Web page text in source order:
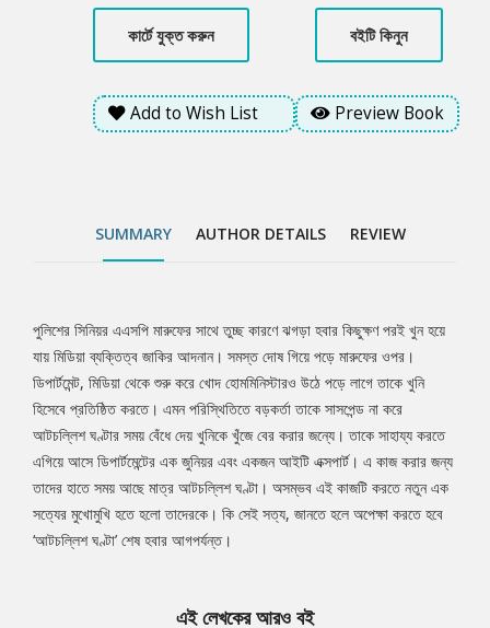
তাকে সাসপেন্ড না করে আটচল্লিশ ঘণ্টার সময় বেঁধে দেয় খুনিকে খুঁজে বের
করার জন্যে। তাকে সাহায্য করতে এগিয়ে আসে ডিপার্টমেন্টের এক জুনিয়র এবং
একজন আইটি এক্সপার্ট। এ কাজ করার জন্য তাদের হাতে সময় আছে মাত্র
আটচল্লিশ ঘণ্টা। অসম্ভব এই কাজটি করতে নতুন এক সত্যের মুখোমুখি হতে
হলো তাদেরকে। কি সেই সত্য, জানতে হলে অপেক্ষা করতে হবে ‘আটচল্লিশ
কার্টে যুক্ত করুন বইটি কিনুন
Add to Wish List Preview Book
SUMMARY AUTHOR DETAILS REVIEW
Tab
Article
পুলিশের সিনিয়র এএসপি মারুফের সাথে তুচ্ছ কারণে ঝগড়া হবার কিছুক্ষণ পরই খুন হয়ে
যায় মিডিয়া ব্যক্তিত্ব জাকির আদনান। সমস্ত দোষ গিয়ে পড়ে মারুফের ওপর।
ডিপার্টমেন্ট, মিডিয়া থেকে শুরু করে খোদ হোমমিনিস্টারও উঠে পড়ে লাগে তাকে খুনি
হিসেবে প্রতিষ্ঠিত করতে। এমন পরিস্থিতিতে বড়কর্তা তাকে সাসপেন্ড না করে
আটচল্লিশ ঘণ্টার সময় বেঁধে দেয় খুনিকে খুঁজে বের করার জন্যে। তাকে সাহায্য করতে
এগিয়ে আসে ডিপার্টমেন্টের এক জুনিয়র এবং একজন আইটি এক্সপার্ট। এ কাজ করার জন্য
তাদের হাতে সময় আছে মাত্র আটচল্লিশ ঘণ্টা। অসম্ভব এই কাজটি করতে নতুন এক
সত্যের মুখোমুখি হতে হলো তাদেরকে। কি সেই সত্য, জানতে হলে অপেক্ষা করতে হবে
‘আটচল্লিশ ঘণ্টা’ শেষ হবার আগপর্যন্ত।
এই লেখকের আরও বই